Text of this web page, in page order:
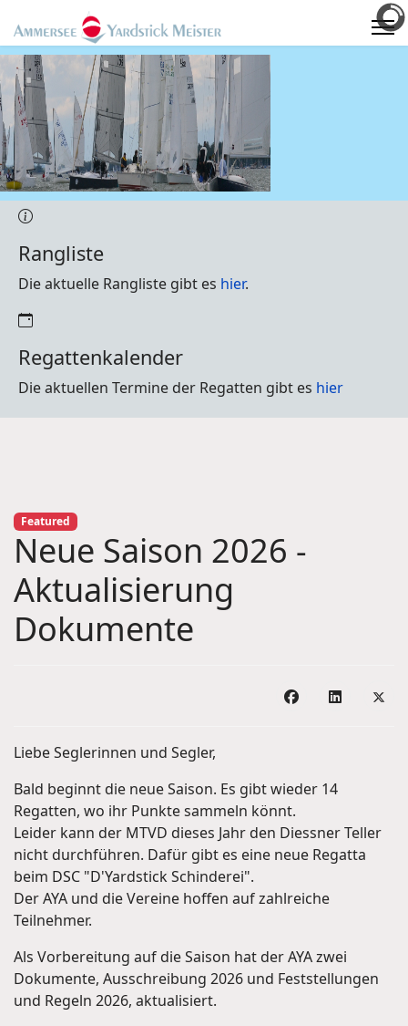
Rangliste
Die aktuelle Rangliste gibt es hier.
Regattenkalender
Die aktuellen Termine der Regatten gibt es hier
Featured
Neue Saison 2026 -
Aktualisierung
Dokumente
Liebe Seglerinnen und Segler,
Bald beginnt die neue Saison. Es gibt wieder 14
Regatten, wo ihr Punkte sammeln könnt.
Leider kann der MTVD dieses Jahr den Diessner Teller
nicht durchführen. Dafür gibt es eine neue Regatta
beim DSC "D'Yardstick Schinderei".
Der AYA und die Vereine hoffen auf zahlreiche
Teilnehmer.
Als Vorbereitung auf die Saison hat der AYA zwei
Dokumente, Ausschreibung 2026 und Feststellungen
und Regeln 2026, aktualisiert.